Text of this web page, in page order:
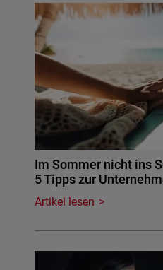
Im Sommer nicht ins
5 Tipps zur
Artikel lesen